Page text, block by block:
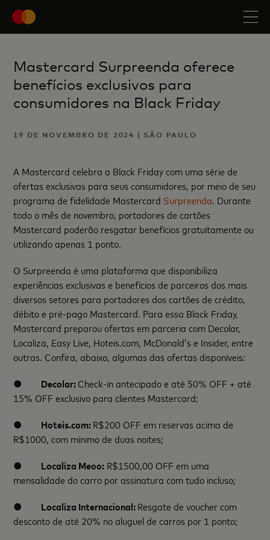
Mastercard Surpreenda oferece
benefícios exclusivos para
consumidores na Black Friday
19 DE NOVEMBRO DE 2024 | SÃO PAULO
A Mastercard celebra a Black Friday com uma série de
ofertas exclusivas para seus consumidores, por meio de seu
programa de fidelidade Mastercard Surpreenda. Durante
todo o mês de novembro, portadores de cartões
Mastercard poderão resgatar benefícios gratuitamente ou
utilizando apenas 1 ponto.
O Surpreenda é uma plataforma que disponibiliza
experiências exclusivas e benefícios de parceiros dos mais
diversos setores para portadores dos cartões de crédito,
débito e pré-pago Mastercard. Para essa Black Friday,
Mastercard preparou ofertas em parceria com Decolar,
Localiza, Easy Live, Hoteis.com, McDonald’s e Insider, entre
outras. Confira, abaixo, algumas das ofertas disponíveis:
● Decolar:Check-in antecipado e até 50% OFF + até
15% OFF exclusivo para clientes Mastercard;
● Hoteis.com:R$200 OFF em reservas acima de
R$1000, com mínimo de duas noites;
● Localiza Meoo: R$1500,00 OFF em uma
mensalidade do carro por assinatura com tudo incluso;
● Localiza Internacional:Resgate de voucher com
desconto de até 20% no aluguel de carros por 1 ponto;